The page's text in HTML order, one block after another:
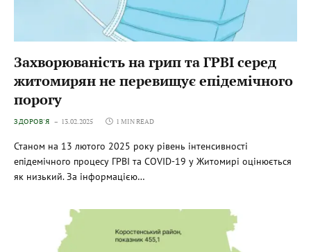
Захворюваність на грип та ГРВІ серед
житомирян не перевищує епідемічного
порогу
ЗДОРОВ'Я 13.02.2025 1 MIN READ
Станом на 13 лютого 2025 року рівень інтенсивності
епідемічного процесу ГРВІ та COVID-19 у Житомирі оцінюється
як низький. За інформацією…